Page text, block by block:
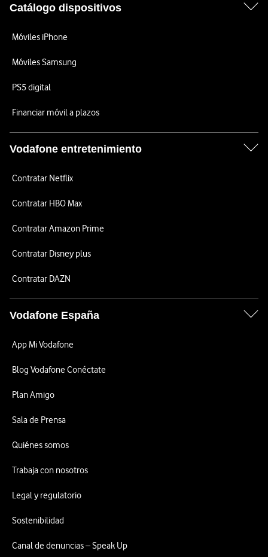
Catálogo dispositivos
Móviles iPhone
Móviles Samsung
PS5 digital
Financiar móvil a plazos
Vodafone entretenimiento
Contratar Netflix
Contratar HBO Max
Contratar Amazon Prime
Contratar Disney plus
Contratar DAZN
Vodafone España
App Mi Vodafone
Blog Vodafone Conéctate
Plan Amigo
Sala de Prensa
Quiénes somos
Trabaja con nosotros
Legal y regulatorio
Sostenibilidad
Canal de denuncias – Speak Up